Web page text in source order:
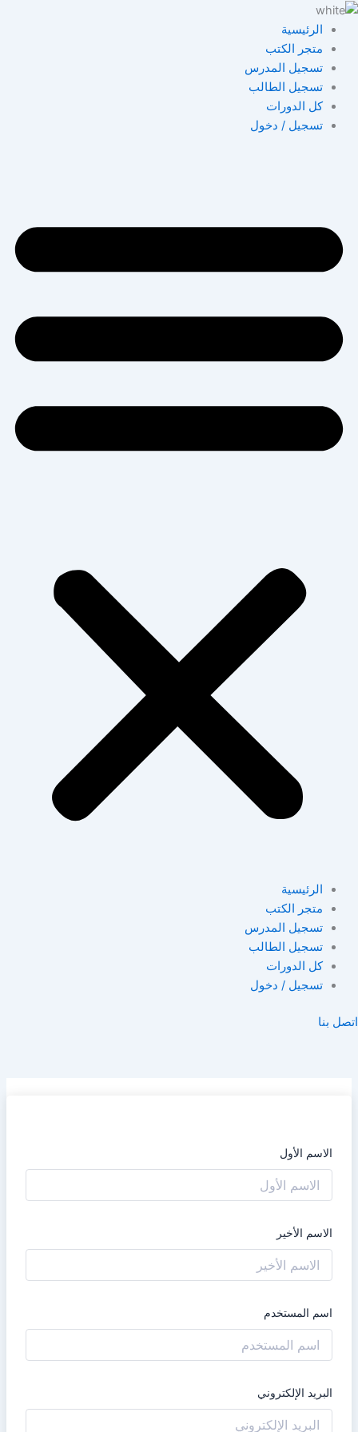
تخطي
المحتوى
الرئيسية
متجر الكتب
تسجيل المدرس
تسجيل الطالب
كل الدورات
تسجيل / دخول
الرئيسية
متجر الكتب
تسجيل المدرس
تسجيل الطالب
كل الدورات
تسجيل / دخول
اتصل بنا
الاسم الأول
الاسم الأخير
اسم المستخدم
البريد الإلكتروني